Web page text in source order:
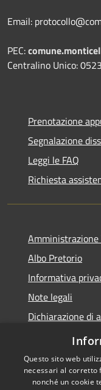
Email:
PEC:
Centralino Unico:
Prenotazione
Segnalazione
Leggi le FAQ
Richiesta
Amministrazione
Albo Pretorio
Informativa
Note legali
Dichiarazione di
Obiettivi di
Questo sito web
necessari al corretto
nonché un cookie